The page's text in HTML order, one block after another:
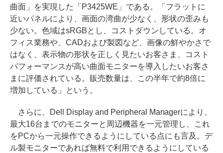
曲面」を実現した「P3425WE」である。「フラットに
近いパネルにより、画面の湾曲が少なく、形状の歪みも
少ない。色域はsRGBとし、コストダウンしている。オ
フィス業務や、CADおよび製図など、画像の鮮やかさで
はなく、表示物の形状を正しく見たいお客さま、コスト
パフォーマンスが高い曲面モニターを導入したいお客さ
まに評価されている。販売数量は、この半年で約8倍に
増加している」という。
さらに、Dell Display and Peripheral Managerにより、
最大16台までのモニターと周辺機器を一元管理し、これ
をPCから一元操作できるようにしている点にも言及。デ
ル製モニターであれば無料で利用できるようにしている